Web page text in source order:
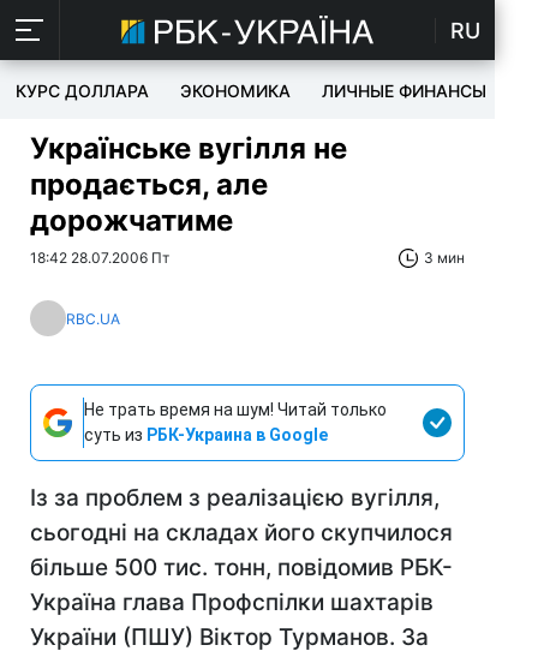
RU
КУРС ДОЛЛАРА ЭКОНОМИКА ЛИЧНЫЕ ФИНАНСЫ
Українське вугілля не
продається, але
дорожчатиме
18:42 28.07.2006 Пт 3 мин
RBC.UA
Не трать время на шум! Читай только
суть из РБК-Украина в Google
Із за проблем з реалізацією вугілля,
сьогодні на складах його скупчилося
більше 500 тис. тонн, повідомив РБК-
Україна глава Профспілки шахтарів
України (ПШУ) Віктор Турманов. За